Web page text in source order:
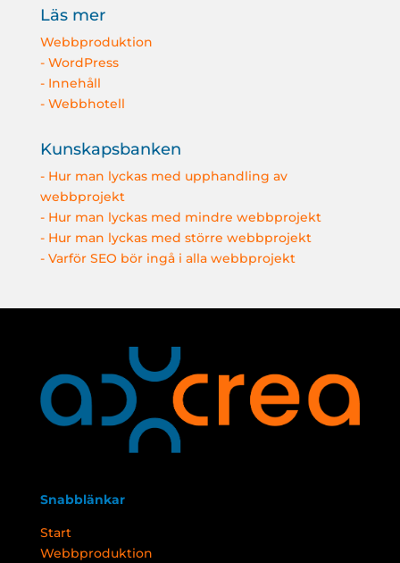
Läs mer
Webbproduktion
- WordPress
- Innehåll
- Webbhotell
Kunskapsbanken
- Hur man lyckas med upphandling av
webbprojekt
- Hur man lyckas med mindre webbprojekt
- Hur man lyckas med större webbprojekt
- Varför SEO bör ingå i alla webbprojekt
Snabblänkar
Start
Webbproduktion